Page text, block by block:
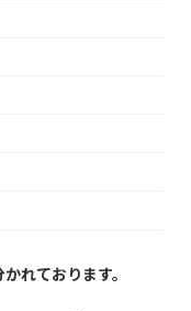
れております。